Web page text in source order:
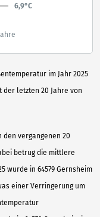
im Jahr 2025
der letzten 20 Jahre von
den vergangenen 20
betrug die mittlere
wurde in 64579 Gernsheim
einer Verringerung um
6,9°C